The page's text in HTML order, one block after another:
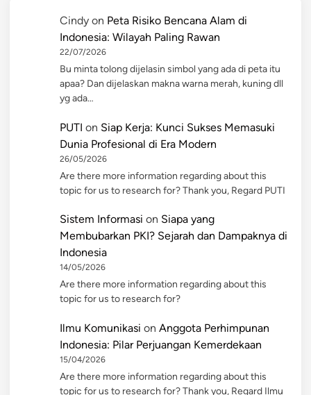
Cindy on Peta Risiko Bencana Alam di
Indonesia: Wilayah Paling Rawan
22/07/2026
Bu minta tolong dijelasin simbol yang ada di peta itu
apaa? Dan dijelaskan makna warna merah, kuning dll
yg ada…
PUTI on Siap Kerja: Kunci Sukses Memasuki
Dunia Profesional di Era Modern
26/05/2026
Are there more information regarding about this
topic for us to research for? Thank you, Regard PUTI
Sistem Informasi on Siapa yang
Membubarkan PKI? Sejarah dan Dampaknya di
Indonesia
14/05/2026
Are there more information regarding about this
topic for us to research for?
Ilmu Komunikasi on Anggota Perhimpunan
Indonesia: Pilar Perjuangan Kemerdekaan
15/04/2026
Are there more information regarding about this
topic for us to research for? Thank you, Regard Ilmu